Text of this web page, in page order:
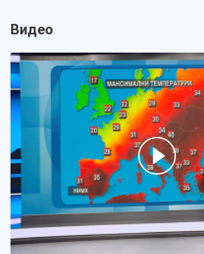
Видео